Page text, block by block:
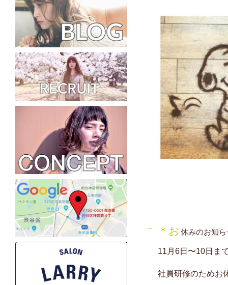
＊お 休みのお知ら
11月6日〜10日ま
社員研修のためお